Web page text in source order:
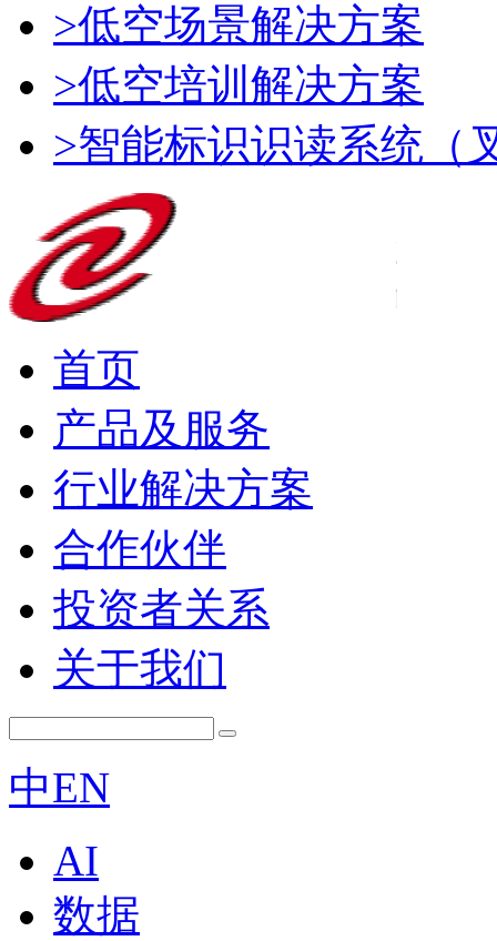
>低空场景解决方案
>低空培训解决方案
>智能标识识读系统（
首页
产品及服务
行业解决方案
合作伙伴
投资者关系
关于我们
中EN
AI
数据